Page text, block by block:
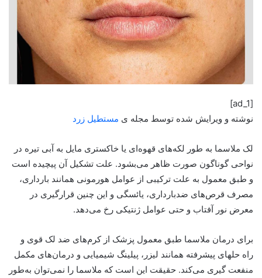
[ad_1]
نوشته و ویرایش شده توسط مجله ی مستطیل زرد
لک ملاسما به طور لکه‌های قهوه‌ای یا خاکستری مایل به ‌آبی تیره در
نواحی گوناگون صورت ظاهر می‌بشود. علت تشکیل آن پیچیده است
و طبق معمول به علت ترکیبی از عوامل هورمونی همانند بارداری،
مصرف قرص‌های ضدبارداری، یائسگی و این چنین قرارگیری در
معرض نور آفتاب و حتی عوامل ژنتیکی رخ می‌دهد.
برای درمان ملاسما طبق معمول پزشک از کرم‌های ضد لک قوی و
راه حلهای پیشرفته همانند لیزر، پیلینگ شیمیایی و درمان‌های مکمل
منفعت گیری می‌کند. حقیقت این است که ملاسما را نمی‌توان به‌طور